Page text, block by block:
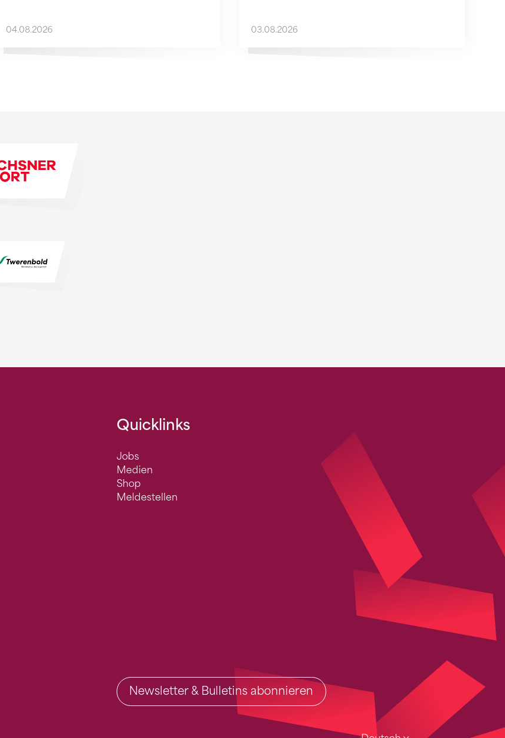
04.08.2026 03.08.2026
Quicklinks
Jobs
Medien
Shop
Meldestellen
Newsletter & Bulletins abonnieren